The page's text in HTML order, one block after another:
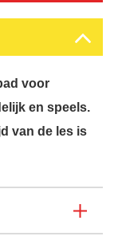
voor
en speels.
van de les is